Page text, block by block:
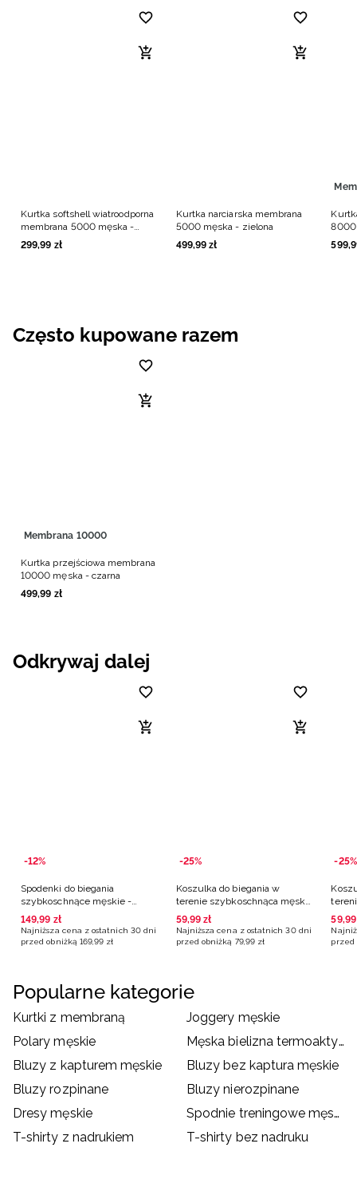
Kurtka softshell wiatroodporna
membrana 5000 męska -
zielona
299,99 zł
Kurtka narciarska membrana
5000 męska - zielona
499,99 zł
8000
599,
Często kupowane razem
Membrana 10000
Kurtka przejściowa membrana
10000 męska - czarna
499,99 zł
Odkrywaj dalej
-12%
Spodenki do biegania
szybkoschnące męskie -
czarne
149,99 zł
Najniższa cena z ostatnich 30 dni
przed obniżką 169,99 zł
-25%
Koszulka do biegania w
terenie szybkoschnąca męska
- szara
59,99 zł
Najniższa cena z ostatnich 30 dni
przed obniżką 79,99 zł
-25%
-
59,99
przed
Popularne kategorie
Kurtki z membraną
Joggery męskie
Polary męskie
Męska bielizna termoaktywna
Bluzy z kapturem męskie
Bluzy bez kaptura męskie
Bluzy rozpinane
Bluzy nierozpinane
Dresy męskie
Spodnie treningowe męskie
T-shirty z nadrukiem
T-shirty bez nadruku